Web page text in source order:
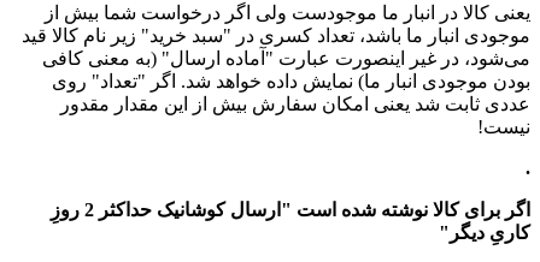
یعنی کالا در انبار ما موجودست ولی اگر درخواست شما بیش از
موجودی انبار ما باشد، تعداد کسری در "سبد خرید" زیر نام کالا قید
می‌شود، در غیر اینصورت عبارت "آماده ارسال" (به معنی کافی
بودن موجودی انبار ما) نمایش داده خواهد شد. اگر "تعداد" روی
عددی ثابت شد یعنی امکان سفارش بیش از این مقدار مقدور
نیست!
.
اگر برای کالا نوشته شده است "ارسال کوشانیک حداکثر 2 روزِ
کاریِ دیگر"